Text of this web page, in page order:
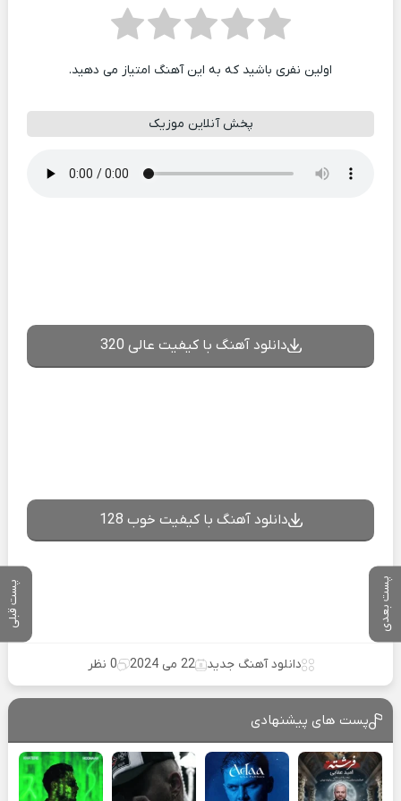
پست بعدی پست قبلی
اولین نفری باشید که به این آهنگ امتیاز می دهید.
پخش آنلاین موزیک
دانلود آهنگ با کیفیت عالی 320
دانلود آهنگ با کیفیت خوب 128
دانلود آهنگ جدید 22 می 2024 0 نظر
پست های پیشنهادی